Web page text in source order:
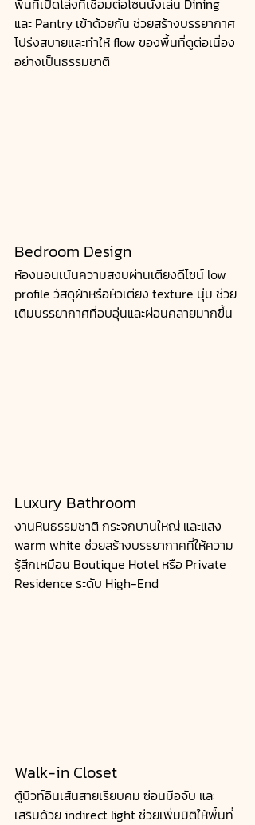
พื้นที่เปิดโล่งที่เชื่อมต่อโซนนั่งเล่น Dining
และ Pantry เข้าด้วยกัน ช่วยสร้างบรรยากาศ
โปร่งสบายและทำให้ flow ของพื้นที่ดูต่อเนื่อง
อย่างเป็นธรรมชาติ
Bedroom Design
ห้องนอนเน้นความสงบผ่านเตียงดีไซน์ low
profile วัสดุผ้าหรือหัวเตียง texture นุ่ม ช่วย
เติมบรรยากาศที่อบอุ่นและผ่อนคลายมากขึ้น
Luxury Bathroom
งานหินธรรมชาติ กระจกบานใหญ่ และแสง
warm white ช่วยสร้างบรรยากาศที่ให้ความ
รู้สึกเหมือน Boutique Hotel หรือ Private
Residence ระดับ High-End
Walk-in Closet
ตู้บิวท์อินเส้นสายเรียบคม ซ่อนมือจับ และ
เสริมด้วย indirect light ช่วยเพิ่มมิติให้พื้นที่